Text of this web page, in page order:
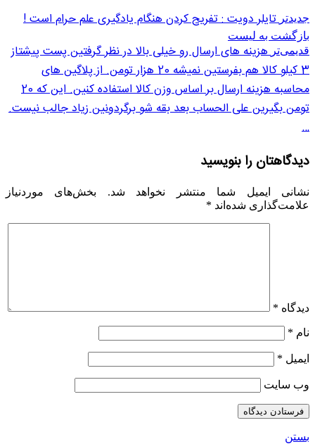
جدیدتر تایلر دویت : تفریح کردن هنگام یادگیری علم حرام است !
بازگشت بە لیست
قدیمی‌تر هزینه های ارسال رو خیلی بالا در نظر گرفتین پست پیشتاز
3 کیلو کالا هم بفرستین نمیشه 20 هزار تومن. از پلاگین های
محاسبه هزینه ارسال بر اساس وزن کالا استفاده کنین. این که 20
تومن بگیرین علی الحساب بعد بقه شو برگردونین زیاد جالب نیست.
…
دیدگاهتان را بنویسید
نشانی ایمیل شما منتشر نخواهد شد.
بخش‌های موردنیاز
علامت‌گذاری شده‌اند *
دیدگاه *
نام *
ایمیل *
وب‌ سایت
بستن